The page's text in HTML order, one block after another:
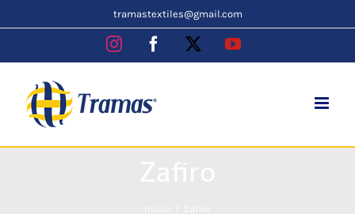
to
tramastextiles@gmail.com
InstagramFacebook YouTube